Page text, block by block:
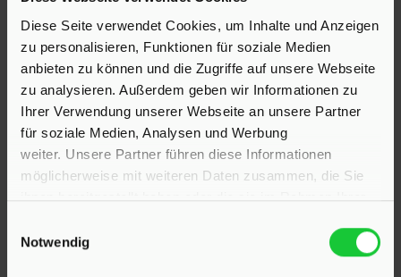
Diese Seite verwendet Cookies, um Inhalte und Anzeigen
zu personalisieren, Funktionen für soziale Medien
anbieten zu können und die Zugriffe auf unsere Webseite
zu analysieren. Außerdem geben wir Informationen zu
Ihrer Verwendung unserer Webseite an unsere Partner
für soziale Medien, Analysen und Werbung
weiter. Unsere Partner führen diese Informationen
möglicherweise mit weiteren Daten zusammen, die Sie
Notwendig
23795 Klein Rönnau
Bollmoor 2
Telefon:04551 901690
24568 Kaltenkirchen
Holstenstraße 26
Telefon:
04191 2749279